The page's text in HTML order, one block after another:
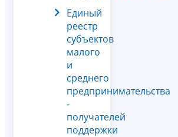
Единый
реестр
субъектов
малого
и
среднего
предпринимательства
-
получателей
поддержки